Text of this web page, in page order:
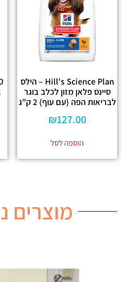
Hill's Science Plan – הילס
סיינס פלאן מזון לכלב בוגר
לבריאות הפה (עם עוף) 2 ק"ג
₪127.00
הוספה לסל
מוצרים